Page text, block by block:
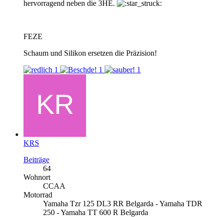
hervorragend neben die 3HE.
FEZE
Schaum und Silikon ersetzen die Präzision!
1
1 1
KRS
Beiträge
64
Wohnort
CCAA
Motorrad
Yamaha Tzr 125 DL3 RR Belgarda - Yamaha TDR
250 - Yamaha TT 600 R Belgarda